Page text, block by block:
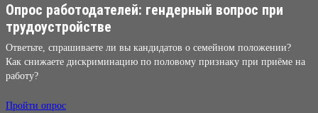
Опрос работодателей: гендерный вопрос при
трудоустройстве
Ответьте, спрашиваете ли вы кандидатов о семейном положении?
Как снижаете дискриминацию по половому признаку при приёме на
работу?
Пройти опрос